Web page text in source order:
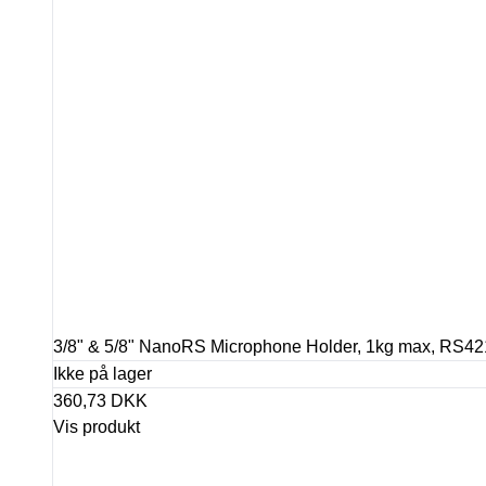
3/8" & 5/8" NanoRS Microphone Holder, 1kg max,
Ikke på lager
360,73 DKK
Vis produkt